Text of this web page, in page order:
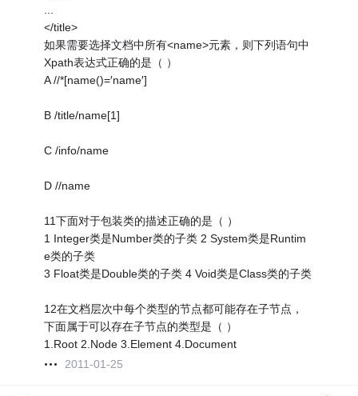
...
</title>
如果需要选择文档中所有<name>元素，则下列语句中
Xpath表达式正确的是（ ）
A //*[name()=′name′]
B /title/name[1]
C /info/name
D //name
11下面对于包装类的描述正确的是（ ）
1 Integer类是Number类的子类 2 System类是Runtim
e类的子类
3 Float类是Double类的子类 4 Void类是Class类的子类
12在文档层次中每个类型的节点都可能存在子节点，
下面属于可以存在子节点的类型是（ ）
1.Root 2.Node 3.Element 4.Document
2011-01-25